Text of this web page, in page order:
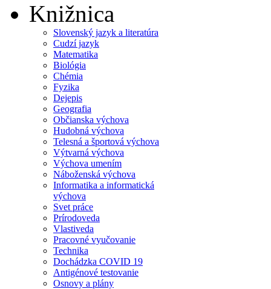
Knižnica
Slovenský jazyk a literatúra
Cudzí jazyk
Matematika
Biológia
Chémia
Fyzika
Dejepis
Geografia
Občianska výchova
Hudobná výchova
Telesná a športová výchova
Výtvarná výchova
Výchova umením
Náboženská výchova
Informatika a informatická
výchova
Svet práce
Prírodoveda
Vlastiveda
Pracovné vyučovanie
Technika
Dochádzka COVID 19
Antigénové testovanie
Osnovy a plány